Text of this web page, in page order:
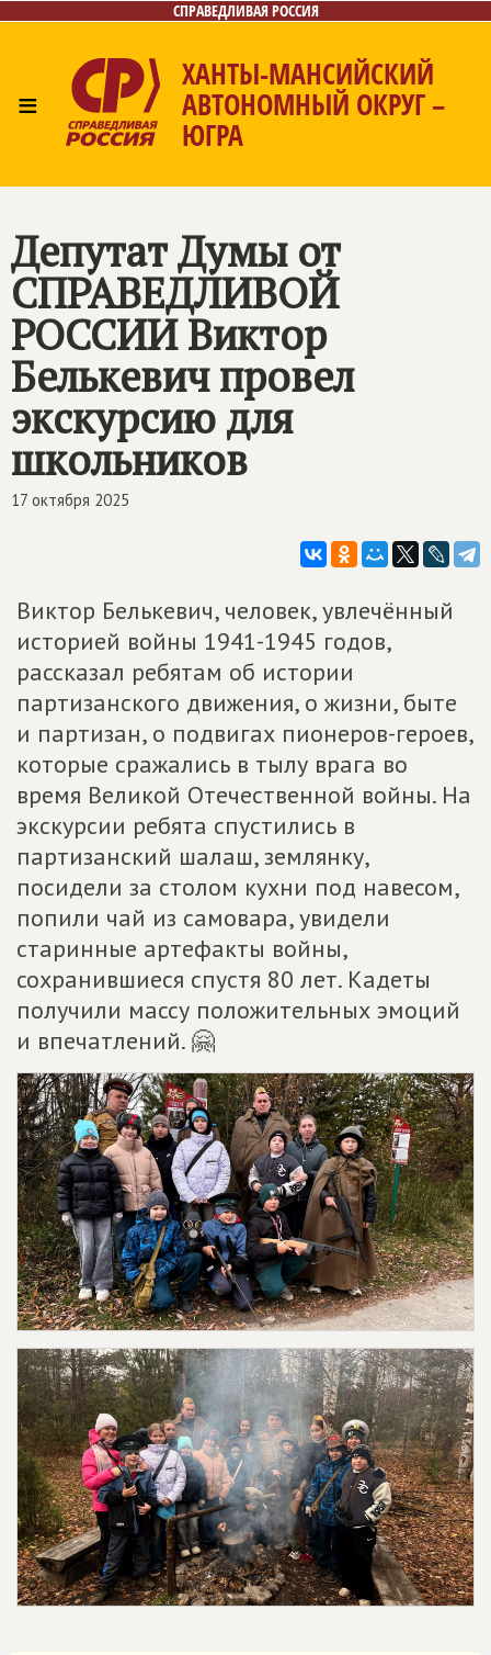
СПРАВЕДЛИВАЯ РОССИЯ
≡
ХАНТЫ-МАНСИЙСКИЙ
АВТОНОМНЫЙ ОКРУГ –
ЮГРА
Контакты
Депутат Думы от
СПРАВЕДЛИВОЙ
РОССИИВиктор
Белькевич провел
экскурсию для
школьников
17 октября 2025
Виктор Белькевич, человек, увлечённый
историей войны 1941-1945 годов,
рассказал ребятам об истории
партизанского движения, о жизни, быте
и партизан, о подвигах пионеров-героев,
которые сражались в тылу врага во
время Великой Отечественной войны. На
экскурсии ребята спустились в
партизанский шалаш, землянку,
посидели за столом кухни под навесом,
попили чай из самовара, увидели
старинные артефакты войны,
сохранившиеся спустя 80 лет. Кадеты
получили массу положительных эмоций
и впечатлений. 🤗